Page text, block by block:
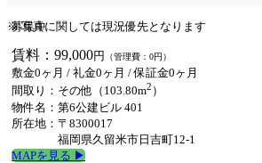
募集中
※ 写真に関しては現況優先となります
賃料：99,000円 （管理費：0円）
敷金0ヶ月 / 礼金0ヶ月 /保証金0ヶ月
間取り：その他（103.80m2 ）
物件名：第6公建ビル 401
所在地：〒8300017
福岡県久留米市日吉町12-1
MAPを見る ▶︎